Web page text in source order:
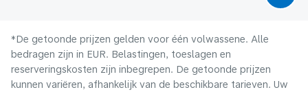
*De getoonde prijzen gelden voor één volwassene. Alle
bedragen zijn in EUR. Belastingen, toeslagen en
reserveringskosten zijn inbegrepen. De getoonde prijzen
kunnen variëren, afhankelijk van de beschikbare tarieven. Uw